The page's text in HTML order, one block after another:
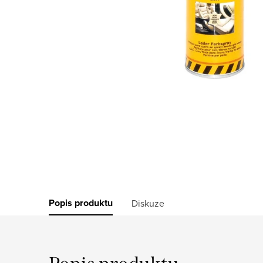
Popis produktu Diskuze